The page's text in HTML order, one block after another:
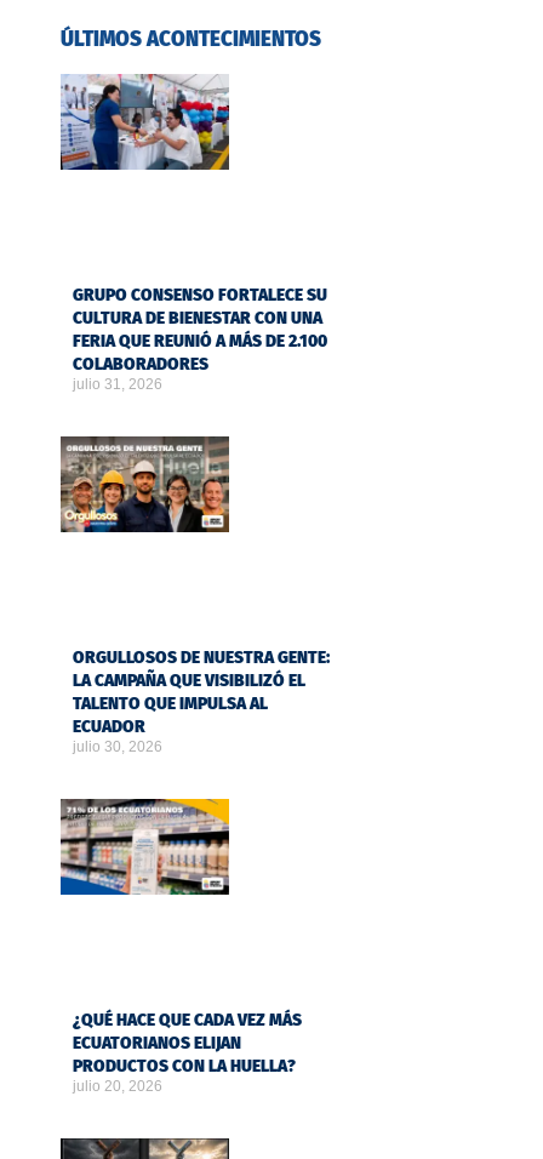
ÚLTIMOS ACONTECIMIENTOS
GRUPO CONSENSO FORTALECE SU
CULTURA DE BIENESTAR CON UNA
FERIA QUE REUNIÓ A MÁS DE 2.100
COLABORADORES
julio 31, 2026
ORGULLOSOS DE NUESTRA GENTE:
LA CAMPAÑA QUE VISIBILIZÓ EL
TALENTO QUE IMPULSA AL
ECUADOR
julio 30, 2026
¿QUÉ HACE QUE CADA VEZ MÁS
ECUATORIANOS ELIJAN
PRODUCTOS CON LA HUELLA?
julio 20, 2026